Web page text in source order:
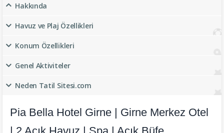
Hakkında
Havuz ve Plaj Özellikleri
Konum Özellikleri
Genel Aktiviteler
Neden Tatil Sitesi.com
Pia Bella Hotel Girne | Girne Merkez Otel